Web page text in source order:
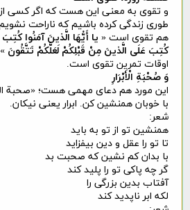
و تقوی به معنی این هست که اگر کسی از
طوری زندگی کرده باشیم که ناراحت
هم تقوی است « یا أَیُّهَا الَّذینَ آمَنُوا
کُتِبَ عَلَی الَّذینَ مِنْ قَبْلِکُمْ لَعَلَّکُمْ تَتَّقُونَ
اوقات تمرین تقوی است.
وَ صُحْبَةِ الْأَبْرَارِ
این مورد هم دعای مهمی هست؛ «صحبة
با خوبان همنشین کن. ابرار یعنی نیکان.
شعر:
همنشین تو از تو به باید
تا تو را عقل و دین بیفزاید
با بدان کم نشین که صحبت بد
گر چه پاکی تو را پلید کند
آفتاب بدین بزرگی را
لکه ابر ناپدید کند